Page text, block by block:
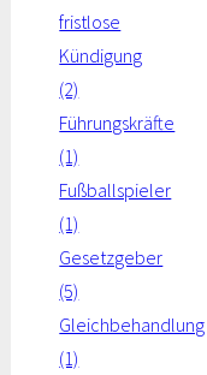
fristlose
Kündigung
(2)
Führungskräfte
(1)
Fußballspieler
(1)
Gesetzgeber
(5)
Gleichbehandlung
(1)